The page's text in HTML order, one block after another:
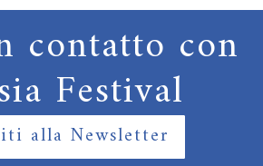
contatto con
Festival
alla Newsletter